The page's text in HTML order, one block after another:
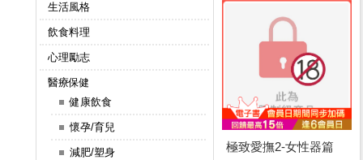
生活風格
飲食料理
心理勵志
醫療保健
健康飲食
懷孕/育兒
減肥/塑身 極致愛撫2-女性器篇